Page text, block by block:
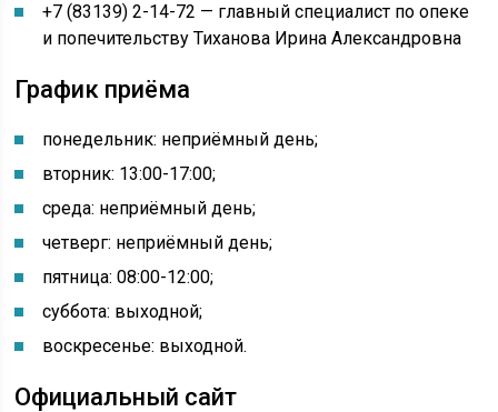
+7 (83139) 2-14-72 — главный специалист по опеке
и попечительству Тиханова Ирина Александровна
График приёма
понедельник: неприёмный день;
вторник: 13:00-17:00;
среда: неприёмный день;
четверг: неприёмный день;
пятница:08:00-12:00;
суббота: выходной;
воскресенье: выходной.
Официальный сайт